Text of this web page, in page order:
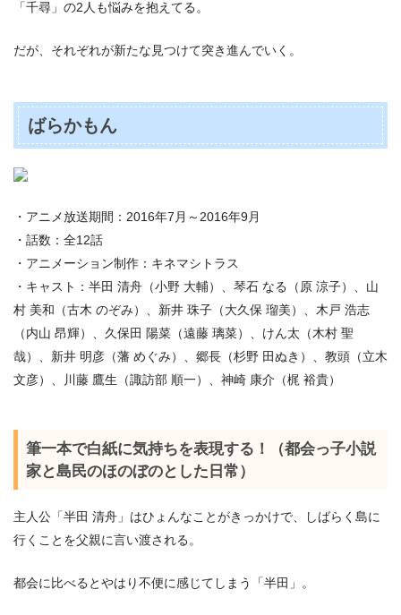
「千尋」の2人も悩みを抱えてる。
だが、それぞれが新たな見つけて突き進んでいく。
ばらかもん
・アニメ放送期間：2016年7月～2016年9月
・話数：全12話
・アニメーション制作：キネマシトラス
・キャスト：半田 清舟（小野 大輔）、琴石 なる（原 涼子）、山
村 美和（古木 のぞみ）、新井 珠子（大久保 瑠美）、木戸 浩志
（内山 昂輝）、久保田 陽菜（遠藤 璃菜）、けん太（木村 聖
哉）、新井 明彦（藩 めぐみ）、郷長（杉野 田ぬき）、教頭（立木
文彦）、川藤 鷹生（諏訪部 順一）、神崎 康介（梶 裕貴）
筆一本で白紙に気持ちを表現する！（都会っ子小説
家と島民のほのぼのとした日常）
主人公「半田 清舟」はひょんなことがきっかけで、しばらく島に
行くことを父親に言い渡される。
都会に比べるとやはり不便に感じてしまう「半田」。